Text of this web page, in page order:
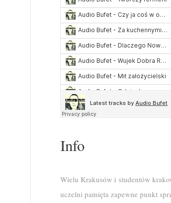
Info
Wielu Krakusów i studentów
uczelni pamięta zapewne punkt